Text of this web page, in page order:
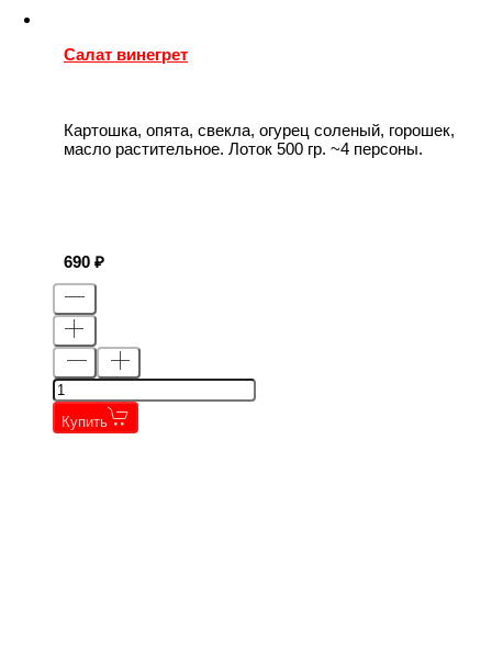
Салат винегрет
Картошка, опята, свекла, огурец соленый, горошек,
масло растительное. Лоток 500 гр. ~4 персоны.
690
Купить